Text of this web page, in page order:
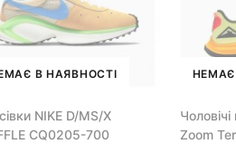
В НАЯВНОСТІ
NIKE D/MS/X
CQ0205-700
НЕМАЄ
Zoom